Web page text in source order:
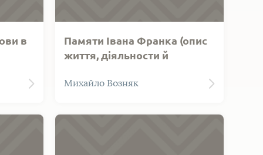
в
Памяти Івана Франка (опис
життя, діяльности й
Михайло Возняк